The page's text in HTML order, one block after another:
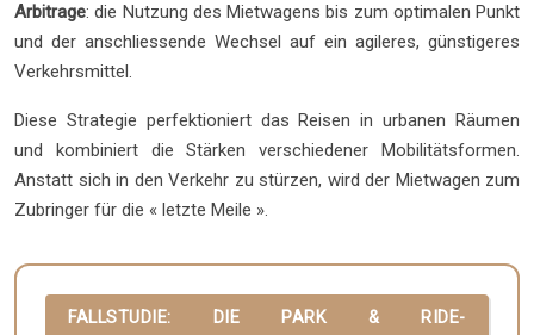
Arbitrage: die Nutzung des Mietwagens bis zum optimalen Punkt
und der anschliessende Wechsel auf ein agileres, günstigeres
Verkehrsmittel.
Diese Strategie perfektioniert das Reisen in urbanen Räumen
und kombiniert die Stärken verschiedener Mobilitätsformen.
Anstatt sich in den Verkehr zu stürzen, wird der Mietwagen zum
Zubringer für die « letzte Meile ».
FALLSTUDIE: DIE PARK & RIDE-